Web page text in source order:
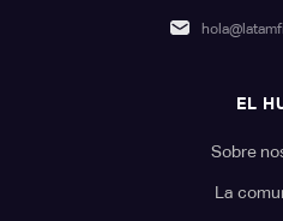
EL
Sobre
La